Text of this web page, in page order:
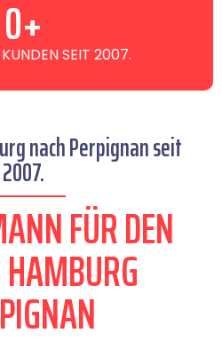
SEIT 2007.
0+
nach Perpignan seit
2007.
FÜR DEN